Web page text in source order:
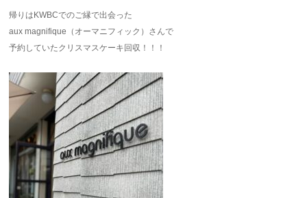
帰りはKWBCでのご縁で出会った
aux magnifique（オーマニフィック）さんで
予約していたクリスマスケーキ回収！！！